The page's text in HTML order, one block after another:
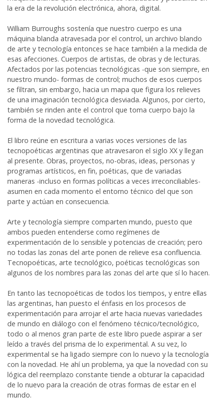
la era de la revolución electrónica, ahora, digital.
William Burroughs sostenía que nuestro cuerpo es una
máquina blanda atravesada por el control, un archivo blando
de arte y tecnología entonces se hace también a la medida de
esas afecciones. Cuerpos de artistas, de obras y de lecturas.
Afectados por las potencias tecnológicas -que son siempre, en
nuestro mundo- formas de control; muchos de esos cuerpos
se filtran, sin embargo, hacia un mapa que figura los relieves
de una imaginación tecnológica desviada. Algunos, por cierto,
también se rinden ante el control que toma cuerpo bajo la
forma de la novedad tecnológica.
El libro reúne en escritura a varias voces versiones de las
tecnopoéticas argentinas que atravesaron el siglo XX y llegan
al presente. Obras, proyectos, no-obras, ideas, personas y
programas artísticos, en fin, poéticas, que de variadas
maneras -incluso en formas políticas a veces irreconciliables-
asumen en cada momento el entorno técnico del que son
parte y actúan en consecuencia.
Arte y tecnología siempre comparten mundo, puesto que
ambos pueden entenderse como regímenes de
experimentación de lo sensible y potencias de creación; pero
no todas las zonas del arte ponen de relieve esa confluencia.
Tecnopoéticas, arte tecnológico, poéticas tecnológicas son
algunos de los nombres para las zonas del arte que sí lo hacen.
En tanto las tecnopoéticas de todos los tiempos, y entre ellas
las argentinas, han puesto el énfasis en los procesos de
experimentación para arrojar el arte hacia nuevas variedades
de mundo en diálogo con el fenómeno técnico/tecnológico,
todo o al menos gran parte de este libro puede aspirar a ser
leído a través del prisma de lo experimental. A su vez, lo
experimental se ha ligado siempre con lo nuevo y la tecnología
con la novedad. He ahí un problema, ya que la novedad con su
lógica del reemplazo constante tiende a obturar la capacidad
de lo nuevo para la creación de otras formas de estar en el
mundo.